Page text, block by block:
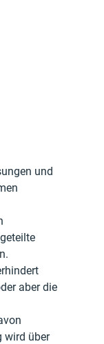
und
aber die
wird über